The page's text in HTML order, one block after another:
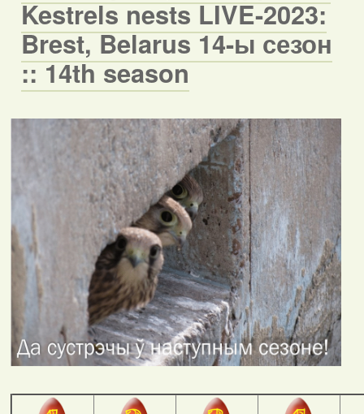
Kestrels nests LIVE-2023:
Brest, Belarus 14-ы сезон
:: 14th season